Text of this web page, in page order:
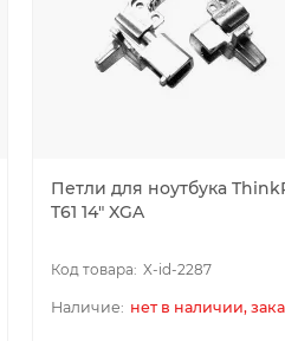
Петли для ноутбука
T61 14" XGA
X-id-2287
нет в наличии,